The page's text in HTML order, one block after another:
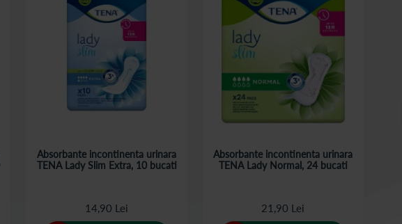
Absorbante incontinenta urinara
TENA Lady Slim Extra, 10 bucati
14,90 Lei
Absorbante incontinenta urinara
TENA Lady Normal, 24 bucati
21,90 Lei